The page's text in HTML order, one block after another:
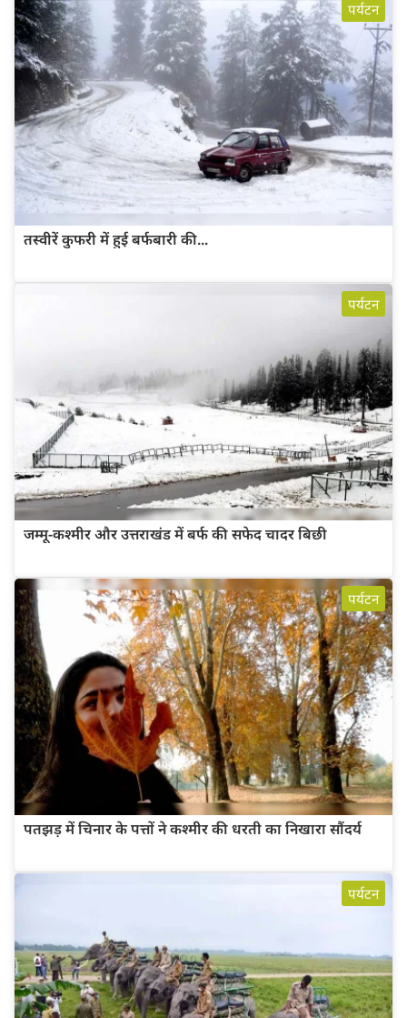
पर्यटन
तस्वीरें कुफरी में हुई बर्फबारी की...
पर्यटन
जम्मू-कश्मीर और उत्तराखंड में बर्फ की सफेद चादर बिछी
पर्यटन
पतझड़ में चिनार के पत्तों ने कश्मीर की धरती का निखारा सौंदर्य
पर्यटन